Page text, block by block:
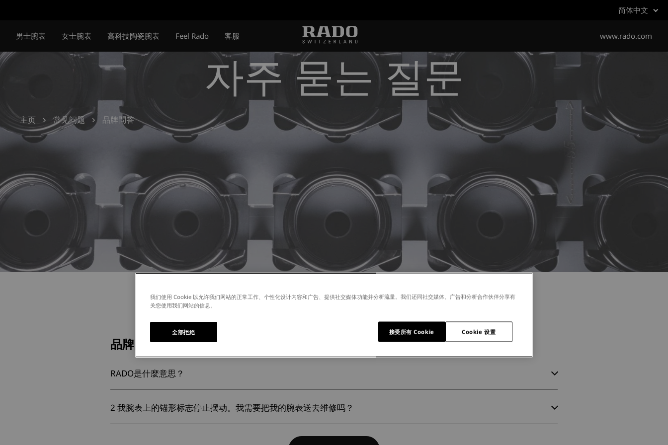
要
内
简体中文
男士腕表 女士腕表 高科技陶瓷腕表 Feel Rado 客服 www.rado.com
자주 묻는 질문
主页 常见问题 品牌問答
品牌問答
RADO是什麼意思？
2 我腕表上的锚形标志停止摆动。我需要把我的腕表送去维修吗？
我们使用 Cookie 以允许我们网站的正常工作、个性化设计内容和广告、提供社交媒体功能并分析流量。我们还同社交媒体、广告和分析合作伙伴分享有
关您使用我们网站的信息。
Cookie 设置
全部拒絕 接受所有 Cookie